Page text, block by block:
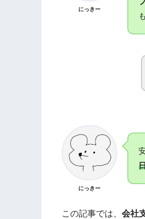
にっきー
にっきー
この記事では、 会社